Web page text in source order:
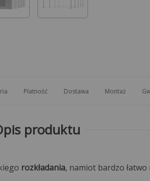
Płatność Dostawa Montaż
produktu
rozkładania, namiot bardzo